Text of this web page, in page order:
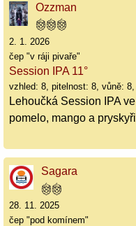
Ozzman
2. 1. 2026
čep "v ráji pivaře"
Session IPA 11°
vzhled: 8, pitelnost: 8, vůně:
Lehoučká Session IPA
pomelo, mango a
Sagara
28. 11. 2025
čep "pod komínem"